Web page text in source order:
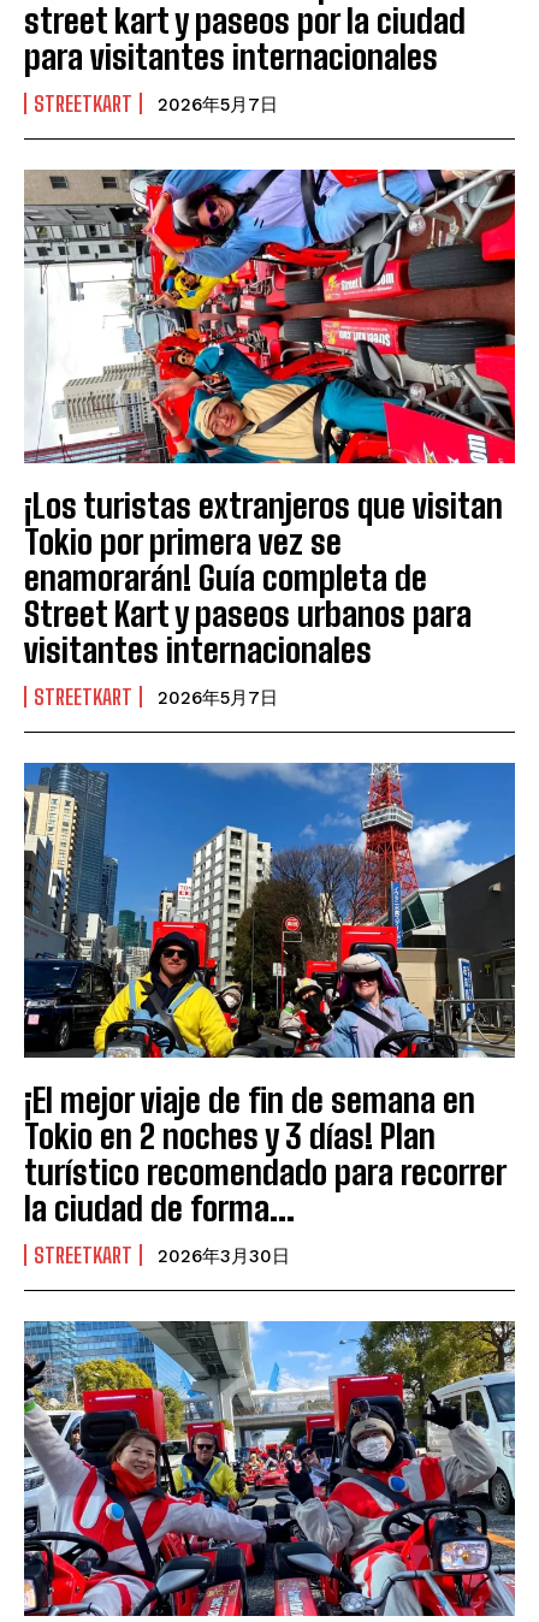
street kart y paseos por la ciudad
para visitantes internacionales
STREETKART 2026年5月7日
¡Los turistas extranjeros que visitan
Tokio por primera vez se
enamorarán! Guía completa de
Street Kart y paseos urbanos para
visitantes internacionales
STREETKART 2026年5月7日
¡El mejor viaje de fin de semana en
Tokio en 2 noches y 3 días! Plan
turístico recomendado para recorrer
la ciudad de forma...
STREETKART 2026年3月30日